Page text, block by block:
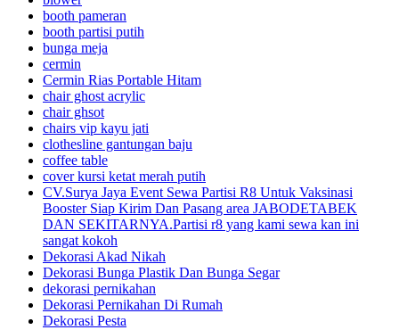
booth pameran
booth partisi putih
bunga meja
cermin
Cermin Rias Portable Hitam
chair ghost acrylic
chair ghsot
chairs vip kayu jati
clothesline gantungan baju
coffee table
cover kursi ketat merah putih
CV.Surya Jaya Event Sewa Partisi R8 Untuk Vaksinasi
Booster Siap Kirim Dan Pasang area JABODETABEK
DAN SEKITARNYA.Partisi r8 yang kami sewa kan ini
sangat kokoh
Dekorasi Akad Nikah
Dekorasi Bunga Plastik Dan Bunga Segar
dekorasi pernikahan
Dekorasi Pernikahan Di Rumah
Dekorasi Pesta